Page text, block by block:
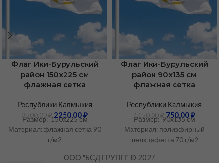
Флаг Ики-Бурульский
район 150х225 см
флажная сетка
Республики Калмыкия
3500,00₽ 2250,00₽
Размер: 150х225 см
Материал: флажная сетка 90
г/м2
Флаг Ики-Бурульский
район 90х135 см
флажная сетка
Республики Калмыкия
1150,00₽ 750,00₽
Размер: 90х135 см
Материал: полиэфирный
шелк тафетта 70 г/м2
ООО "БСД ГРУПП" © 2027